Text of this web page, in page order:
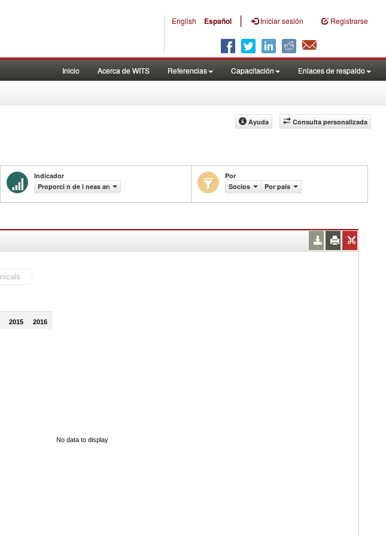
English Español | Iniciar sesión Registrarse
Inicio Acerca de WITS Referencias Capacitación Enlaces de respaldo
Consulta personalizada
Ayuda
Indicador
Proporci n de l neas arancelarias exentas de aranceles efectivamente aplicados (%)
Por
Socios
Por país
2015 2016
No data to display